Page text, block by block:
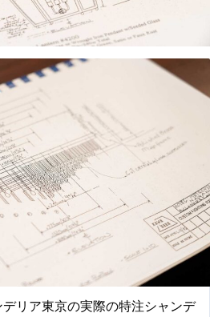
リア東京の実際の特注シャンデ